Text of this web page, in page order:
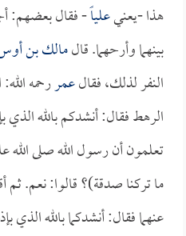
هذا -يعنيعلياً- فقال بعضهم:
بينهما وأرحهما. قالمالك بن
النفر لذلك، فقالعمررحمه
الرهط فقال: أنشدكم بالله
تعلمون أن رسول الله صلى
ما تركنا صدقة)؟ قالوا: نعم. ثم
عنهما فقال: أنشدكما بالله